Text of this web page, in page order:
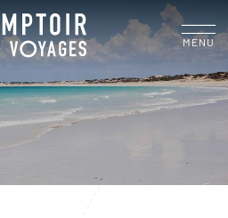
MENU